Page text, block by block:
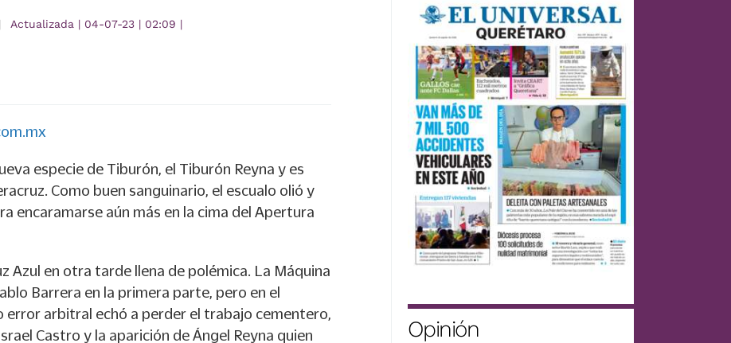
Actualizada | 04-07-23 | 02:09 |
especie de Tiburón, el Tiburón Reyna y es
Como buen sanguinario, el escualo olió y
encaramarse aún más en la cima del Apertura
Azul en otra tarde llena de polémica. La Máquina
Barrera en la primera parte, pero en el
error arbitral echó a perder el trabajo cementero,
Castro y la aparición de Ángel Reyna quien
Opinión